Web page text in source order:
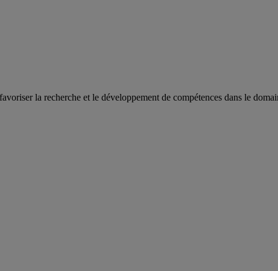
la recherche et le développement de compétences dans le